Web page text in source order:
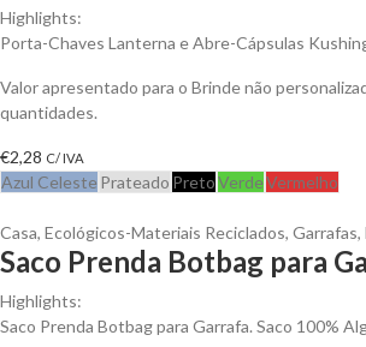
Highlights:
Porta-Chaves Lanterna e Abre-Cápsulas
Valor apresentado para o Brinde não
quantidades.
€2,28 C/ IVA
Azul Celeste Prateado PretoVerdeVermelho
Casa, Ecológicos-Materiais Reciclados, Garrafas,
Saco Prenda Botbag para
Highlights:
Saco Prenda Botbag para Garrafa. Saco 100%